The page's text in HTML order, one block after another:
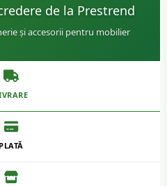
de la Prestrend
și accesorii pentru mobilier
PLATĂ